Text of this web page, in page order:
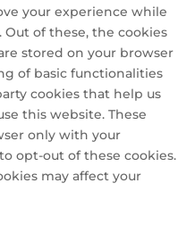
your experience while
of these, the cookies
stored on your browser
of basic functionalities
cookies that help us
this website. These
only with your
opt-out of these cookies.
may affect your